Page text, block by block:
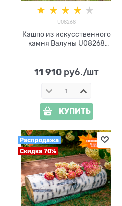
U08268
Кашпо из искусственного
камня Валуны U08268
11 910 руб./шт
КУПИТЬ
Распродажа
Скидка 70%